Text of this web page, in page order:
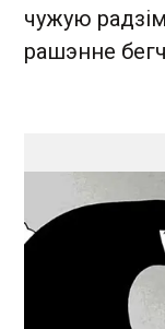
чужую
рашэнне